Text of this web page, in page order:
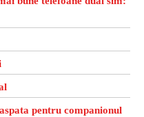
pentru companionul